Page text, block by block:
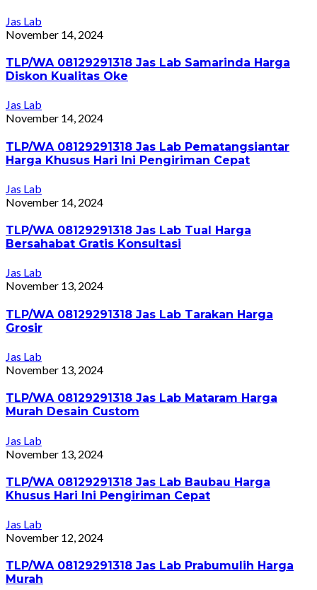
Jas Lab
November 14, 2024
TLP/WA 08129291318 Jas Lab Samarinda Harga
Diskon Kualitas Oke
Jas Lab
November 14, 2024
TLP/WA 08129291318 Jas Lab Pematangsiantar
Harga Khusus Hari Ini Pengiriman Cepat
Jas Lab
November 14, 2024
TLP/WA 08129291318 Jas Lab Tual Harga
Bersahabat Gratis Konsultasi
Jas Lab
November 13, 2024
TLP/WA 08129291318 Jas Lab Tarakan Harga
Grosir
Jas Lab
November 13, 2024
TLP/WA 08129291318 Jas Lab Mataram Harga
Murah Desain Custom
Jas Lab
November 13, 2024
TLP/WA 08129291318 Jas Lab Baubau Harga
Khusus Hari Ini Pengiriman Cepat
Jas Lab
November 12, 2024
TLP/WA 08129291318 Jas Lab Prabumulih Harga
Murah